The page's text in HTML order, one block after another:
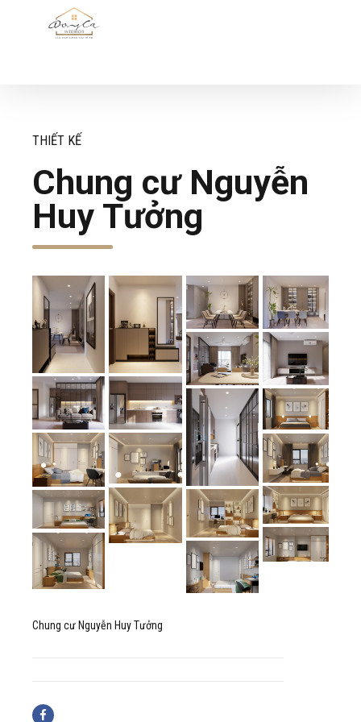
THIẾT KẾ
Chung cư Nguyễn
Huy Tưởng
Chung cư Nguyễn Huy Tưởng